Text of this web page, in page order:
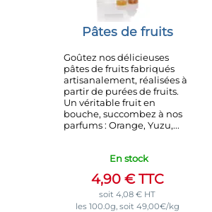
Pâtes de fruits
Goûtez nos délicieuses
pâtes de fruits fabriqués
artisanalement, réalisées à
partir de purées de fruits.
Un véritable fruit en
bouche, succombez à nos
parfums : Orange, Yuzu,...
En stock
4,90 €TTC
soit 4,08 € HT
les 100.0g, soit 49,00€/kg